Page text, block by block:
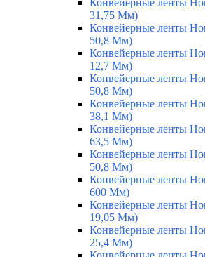
Конвейерные ленты
31,75 Мм)
Конвейерные ленты
50,8 Мм)
Конвейерные ленты
12,7 Мм)
Конвейерные ленты
50,8 Мм)
Конвейерные ленты
38,1 Мм)
Конвейерные ленты
63,5 Мм)
Конвейерные ленты
50,8 Мм)
Конвейерные ленты
600 Мм)
Конвейерные ленты
19,05 Мм)
Конвейерные ленты
25,4 Мм)